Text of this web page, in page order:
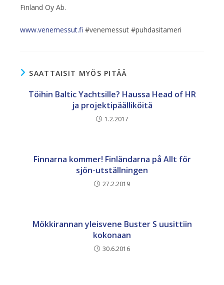
Finland Oy Ab.
www.venemessut.fi #venemessut #puhdasitameri
SAATTAISIT MYÖS PITÄÄ
Töihin Baltic Yachtsille? Haussa Head of HR
ja projektipäälliköitä
1.2.2017
Finnarna kommer! Finländarna på Allt för
sjön-utställningen
27.2.2019
Mökkirannan yleisvene Buster S uusittiin
kokonaan
30.6.2016